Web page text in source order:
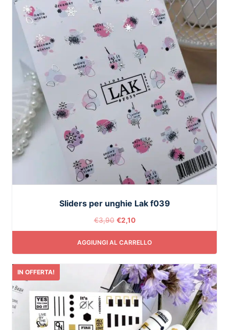
Sliders per unghie Lak f039
€3,90 €2,10
AGGIUNGI AL CARRELLO
IN OFFERTA!